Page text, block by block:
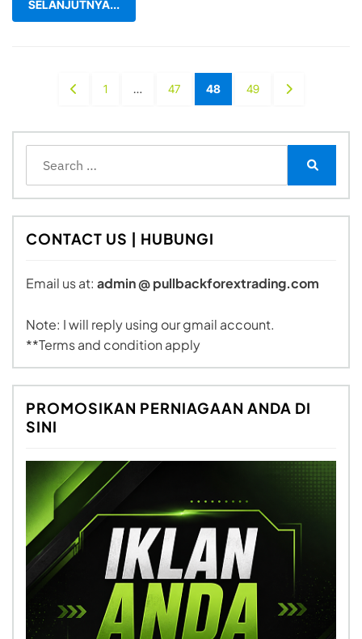
SELANJUTNYA...
PREVIOUS
PAGE
1 … PAGE
47 PAGE
48 PAGE
49
NEXT
for:
CONTACT US | HUBUNGI
Email us at: admin @ pullbackforextrading.com
Note: I will reply using our gmail account.
**Terms and condition apply
PROMOSIKAN PERNIAGAAN ANDA DI
SINI